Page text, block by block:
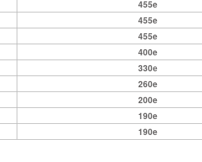
455e
455e
455e
400e
330е
260e
200e
190e
190e